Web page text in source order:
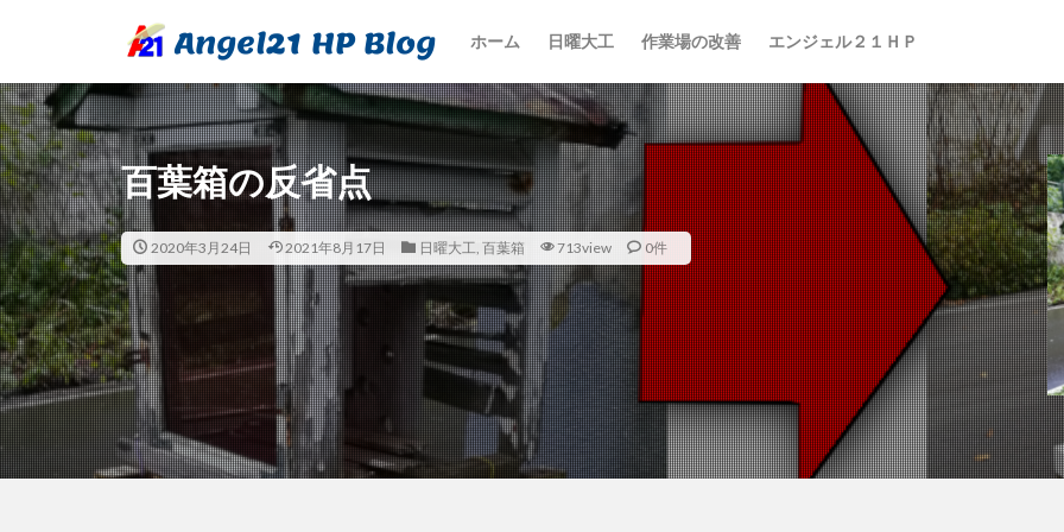
ホーム 日曜大工 作業場の改善 エンジェル２１ＨＰ
百葉箱の反省点
2020年3月24日 2021年8月17日 日曜大工, 百葉箱 713view 0件